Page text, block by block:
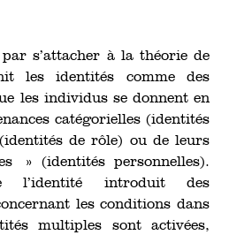
par s’attacher à la théorie de
les identités comme des
les individus se donnent en
catégorielles (identités
de rôle) ou de leurs
» (identités personnelles).
l’identité introduit des
les conditions dans
multiples sont activées,